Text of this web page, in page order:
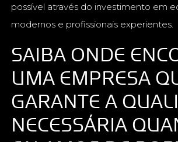
possível através do investimento em
modernos e profissionais experientes.
SAIBA ONDE
UMA EMPRESA
GARANTE A
NECESSÁRIA